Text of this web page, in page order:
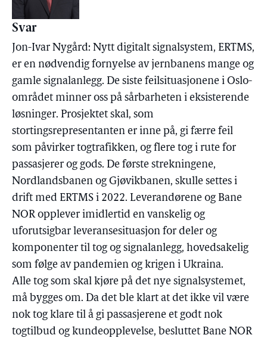
Svar
Jon-Ivar Nygård: Nytt digitalt signalsystem, ERTMS,
er en nødvendig fornyelse av jernbanens mange og
gamle signalanlegg. De siste feilsituasjonene i Oslo-
området minner oss på sårbarheten i eksisterende
løsninger. Prosjektet skal, som
stortingsrepresentanten er inne på, gi færre feil
som påvirker togtrafikken, og flere tog i rute for
passasjerer og gods. De første strekningene,
Nordlandsbanen og Gjøvikbanen, skulle settes i
drift med ERTMS i 2022. Leverandørene og Bane
NOR opplever imidlertid en vanskelig og
uforutsigbar leveransesituasjon for deler og
komponenter til tog og signalanlegg, hovedsakelig
som følge av pandemien og krigen i Ukraina.
Alle tog som skal kjøre på det nye signalsystemet,
må bygges om. Da det ble klart at det ikke vil være
nok tog klare til å gi passasjerene et godt nok
togtilbud og kundeopplevelse, besluttet Bane NOR